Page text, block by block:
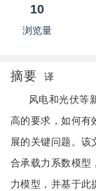
10
浏览量
摘要 译
风电和光伏等
高的要求，如何有
展的关键问题。该
合承载力系数模型
力模型，并基于此